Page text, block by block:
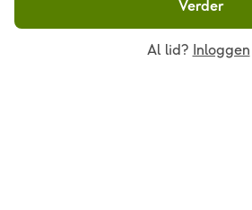
Verder
Al lid? Inloggen